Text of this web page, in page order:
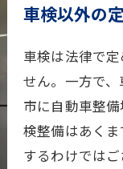
車検以外の
車検は法律で
せん。一方で
市に自動車整
検整備はあく
するわけでは